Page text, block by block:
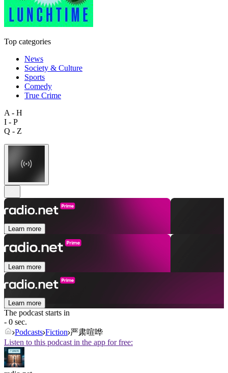
Top categories
News
Society & Culture
Sports
Comedy
True Crime
A - H
I - P
Q - Z
Learn more
Learn more
Learn more
The podcast starts in
- 0 sec.
Podcasts Fiction 严肃喧哗
Listen to this podcast in the app for free: